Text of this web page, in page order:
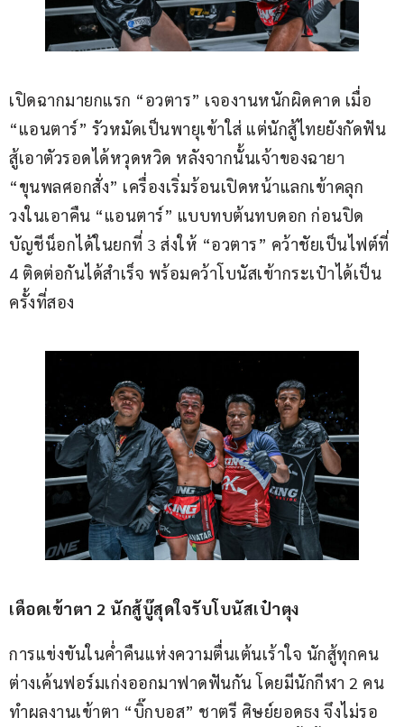
เปิดฉากมายกแรก “อวตาร” เจองานหนักผิดคาด เมื่อ
“แอนตาร์” รัวหมัดเป็นพายุเข้าใส่ แต่นักสู้ไทยยังกัดฟัน
สู้เอาตัวรอดได้หวุดหวิด หลังจากนั้นเจ้าของฉายา
“ขุนพลศอกสั่ง” เครื่องเริ่มร้อนเปิดหน้าแลกเข้าคลุก
วงในเอาคืน “แอนตาร์” แบบทบต้นทบดอก ก่อนปิด
บัญชีน็อกได้ในยกที่ 3 ส่งให้ “อวตาร” คว้าชัยเป็นไฟต์ที่
4 ติดต่อกันได้สำเร็จ พร้อมคว้าโบนัสเข้ากระเป๋าได้เป็น
ครั้งที่สอง
เดือดเข้าตา 2 นักสู้บู๊สุดใจรับโบนัสเป๋าตุง
การแข่งขันในค่ำคืนแห่งความตื่นเต้นเร้าใจ นักสู้ทุกคน
ต่างเค้นฟอร์มเก่งออกมาฟาดฟันกัน โดยมีนักกีฬา 2 คน
ทำผลงานเข้าตา “บิ๊กบอส” ชาตรี ศิษย์ยอดธง จึงไม่รอ